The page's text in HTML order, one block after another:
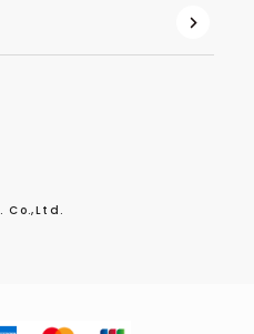
Co.,Ltd.